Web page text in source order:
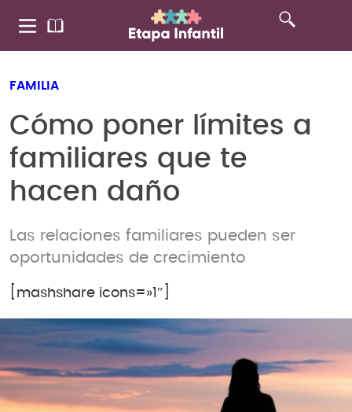
FAMILIA
Cómo poner límites a
familiares que te
hacen daño
Las relaciones familiares pueden ser
oportunidades de crecimiento
[mashshare icons=»1″]